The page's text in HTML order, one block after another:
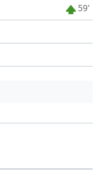
59'